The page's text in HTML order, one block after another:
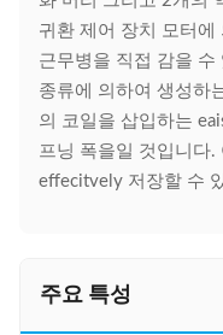
귀환 제어 장치 모터
근무병을 직접 감을 수
종류에 의하여 생성하
의 코일을 삽입하는
프닝 폭을일 것입니다.
effecitvely 저장할 수
주요 특성